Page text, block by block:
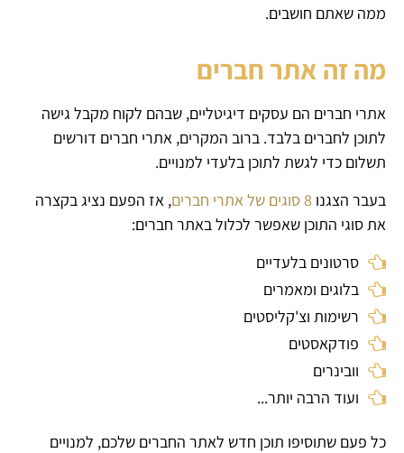
ממה שאתם חושבים.
מה זה אתר חברים
אתרי חברים הם עסקים דיגיטליים, שבהם לקוח מקבל גישה
לתוכן לחברים בלבד. ברוב המקרים, אתרי חברים דורשים
תשלום כדי לגשת לתוכן בלעדי למנויים.
בעבר הצגנו 8 סוגים של אתרי חברים
, אז הפעם נציג בקצרה
את סוגי התוכן שאפשר לכלול באתר חברים:
סרטונים בלעדיים
בלוגים ומאמרים
רשימות וצ'קליסטים
פודקאסטים
וובינרים
ועוד הרבה יותר...
כל פעם שתוסיפו תוכן חדש לאתר החברים שלכם, למנויים